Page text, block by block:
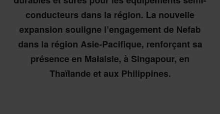
conducteurs dans la région. La nouvelle
expansion souligne l’engagement de Nefab
dans la région Asie-Pacifique, renforçant sa
présence en Malaisie, à Singapour, en
Thaïlande et aux Philippines.